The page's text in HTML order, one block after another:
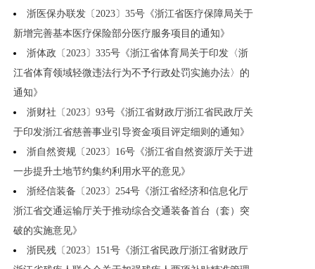
浙医保办联发〔2023〕35号《浙江省医疗保障局关于
新增完善基本医疗保险部分医疗服务项目的通知》
浙体政〔2023〕335号《浙江省体育局关于印发〈浙
江省体育领域轻微违法行为不予行政处罚实施办法〉的
通知》
浙财社〔2023〕93号《浙江省财政厅浙江省民政厅关
于印发浙江省慈善事业引导资金项目评定细则的通知》
浙自然资规〔2023〕16号《浙江省自然资源厅关于进
一步提升土地节约集约利用水平的意见》
浙经信装备〔2023〕254号《浙江省经济和信息化厅
浙江省交通运输厅关于推动综合交通装备首台（套）突
破的实施意见》
浙民残〔2023〕151号《浙江省民政厅浙江省财政厅